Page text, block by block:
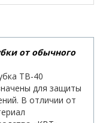
от обычного
ТВ-40
для защиты
В отличии от